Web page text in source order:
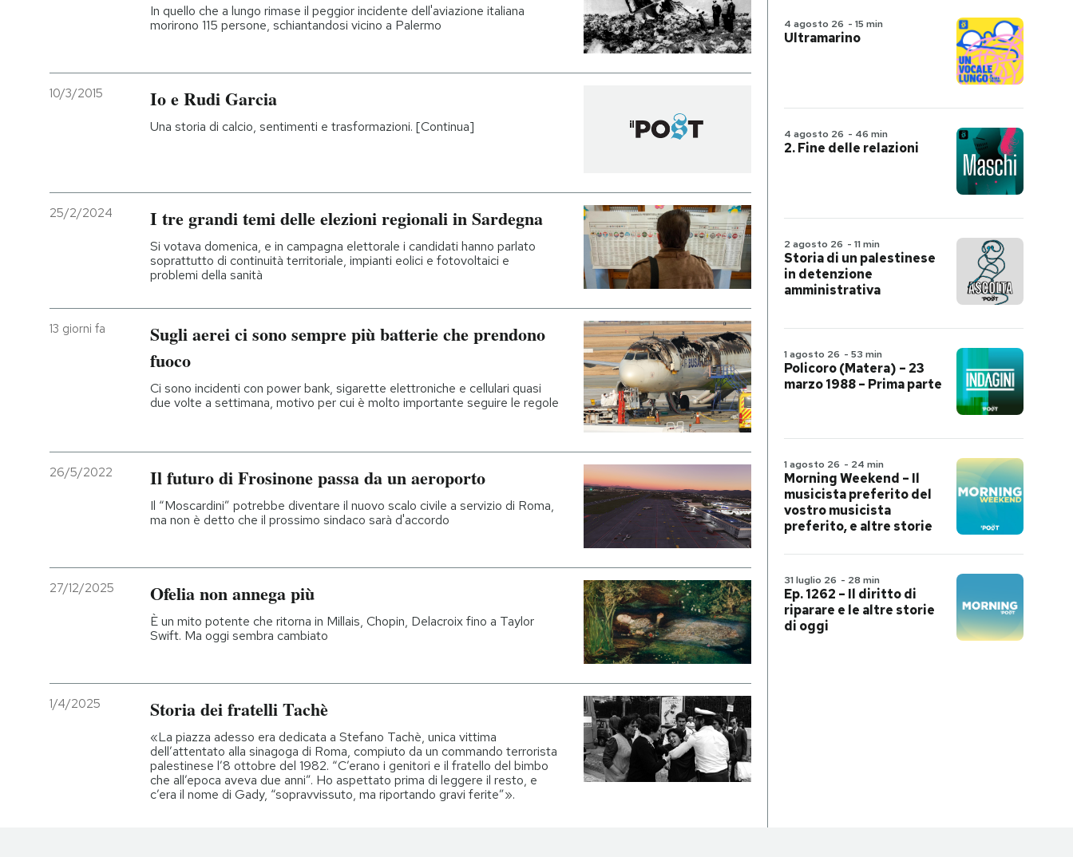
In quello che a lungo rimase il peggior incidente dell'aviazione italiana
morirono 115 persone, schiantandosi vicino a Palermo
10/3/2015 Io e Rudi Garcia
Una storia di calcio, sentimenti e trasformazioni. [Continua]
25/2/2024 I tre grandi temi delle elezioni regionali in Sardegna
Si votava domenica, e in campagna elettorale i candidati hanno parlato
soprattutto di continuità territoriale, impianti eolici e fotovoltaici e
problemi della sanità
13 giorni fa
Sugli aerei ci sono sempre più batterie che prendono
fuoco
Ci sono incidenti con power bank, sigarette elettroniche e cellulari quasi
due volte a settimana, motivo per cui è molto importante seguire le regole
26/5/2022 Il futuro di Frosinone passa da un aeroporto
Il “Moscardini” potrebbe diventare il nuovo scalo civile a servizio di Roma,
ma non è detto che il prossimo sindaco sarà d'accordo
27/12/2025 Ofelia non annega più
È un mito potente che ritorna in Millais, Chopin, Delacroix fino a Taylor
Swift. Ma oggi sembra cambiato
1/4/2025 Storia dei fratelli Tachè
«La piazza adesso era dedicata a Stefano Tachè, unica vittima
dell’attentato alla sinagoga di Roma, compiuto da un commando terrorista
palestinese l’8 ottobre del 1982. “C’erano i genitori e il fratello del bimbo
che all’epoca aveva due anni”. Ho aspettato prima di leggere il resto, e
c’era il nome di Gady, “sopravvissuto, ma riportando gravi ferite”».
4 agosto 26 - 15 min
Ultramarino
4 agosto 26 - 46 min
2. Fine delle relazioni
2 agosto 26 - 11 min
Storia di un palestinese
in detenzione
amministrativa
1 agosto 26 - 53 min
Policoro (Matera) – 23
marzo 1988 – Prima parte
1 agosto 26 - 24 min
Morning Weekend – Il
musicista preferito del
vostro musicista
preferito, e altre storie
31 luglio 26 - 28 min
Ep. 1262 – Il diritto di
riparare e le altre storie
di oggi